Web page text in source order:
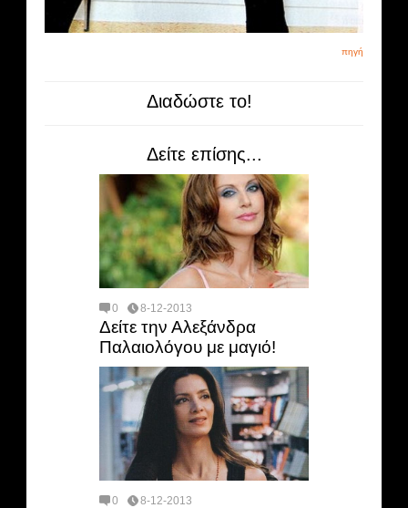
πηγή
Διαδώστε το!
Δείτε επίσης...
0 8-12-2013
Δείτε την Αλεξάνδρα
Παλαιολόγου με μαγιό!
0 8-12-2013